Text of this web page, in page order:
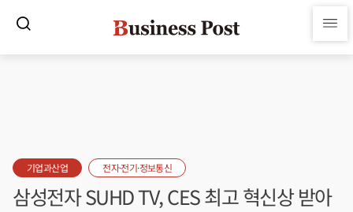
기업과산업 전자·전기·정보통신
삼성전자 SUHD TV, CES 최고 혁신상 받아